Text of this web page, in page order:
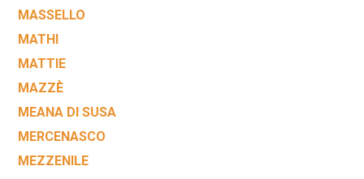
MASSELLO
MATHI
MATTIE
MAZZÈ
MEANA DI SUSA
MERCENASCO
MEZZENILE